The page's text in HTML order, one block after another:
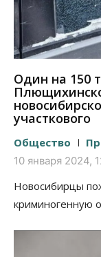
Один на 150
участкового
Общество
10 января 2024,
Новосибирцы
криминогенную